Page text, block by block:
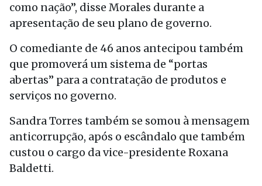
como nação”, disse Morales durante a
apresentação de seu plano de governo.
O comediante de 46 anos antecipou também
que promoverá um sistema de “portas
abertas” para a contratação de produtos e
serviços no governo.
Sandra Torres também se somou à mensagem
anticorrupção, após o escândalo que também
custou o cargo da vice-presidente Roxana
Baldetti.